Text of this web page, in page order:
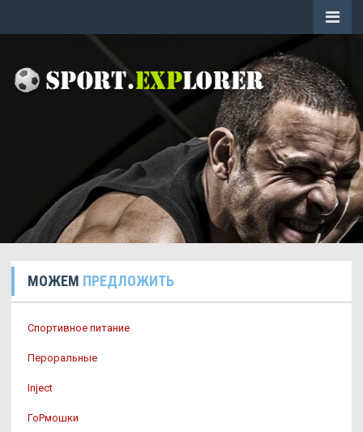
МОЖЕМ ПРЕДЛОЖИТЬ
Спортивное питание
Пероральные
Inject
ГоРмошки